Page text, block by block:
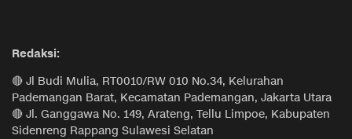
Redaksi:
🔴 Jl Budi Mulia, RT0010/RW 010 No.34, Kelurahan
Pademangan Barat, Kecamatan Pademangan, Jakarta Utara
🔴 Jl. Ganggawa No. 149, Arateng, Tellu Limpoe, Kabupaten
Sidenreng Rappang Sulawesi Selatan